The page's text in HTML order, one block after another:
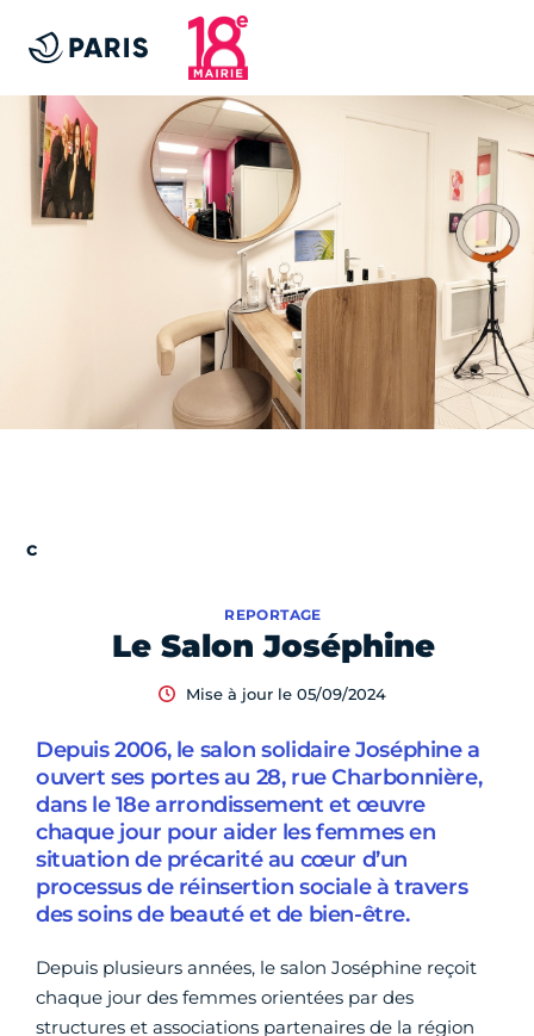
Le Salon Joséphine
REPORTAGE
Mise à jour le 05/09/2024
Depuis 2006, le salon solidaire Joséphine a
ouvert ses portes au 28, rue Charbonnière,
dans le 18e arrondissement et œuvre
chaque jour pour aider les femmes en
situation de précarité au cœur d’un
processus de réinsertion sociale à travers
des soins de beauté et de bien-être.
Depuis plusieurs années, le salon Joséphine reçoit
chaque jour des femmes orientées par des
structures et associations partenaires de la région